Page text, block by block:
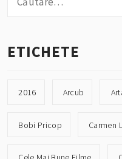
după:
ETICHETE
2016 Arcub
Bobi Pricop Carmen